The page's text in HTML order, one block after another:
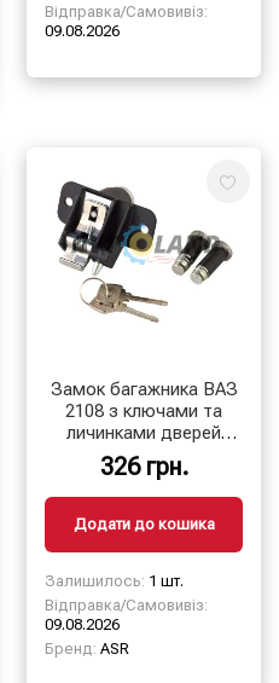
Відправка/Самовивіз:
09.08.2026
Замок багажника ВАЗ
2108 з ключами та
личинками дверей
(чорний корпус) ASR
326 грн.
Додати до кошика
Залишилось: 1 шт.
Відправка/Самовивіз:
09.08.2026
Бренд: ASR